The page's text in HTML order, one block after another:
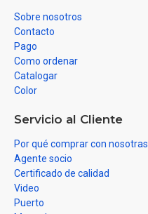
Sobre nosotros
Contacto
Pago
Como ordenar
Catalogar
Color
Servicio al Cliente
Por qué comprar con nosotras
Agente socio
Certificado de calidad
Video
Puerto